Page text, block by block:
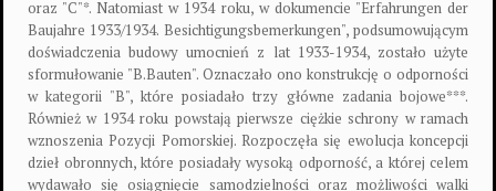
oraz "C"*. Natomiast w 1934 roku, w dokumencie "Erfahrungen der
Baujahre 1933/1934. Besichtigungsbemerkungen", podsumowującym
doświadczenia budowy umocnień z lat 1933-1934, zostało użyte
sformułowanie "B.Bauten". Oznaczało ono konstrukcję o odporności
w kategorii "B", które posiadało trzy główne zadania bojowe***.
Również w 1934 roku powstają pierwsze ciężkie schrony w ramach
wznoszenia Pozycji Pomorskiej. Rozpoczęła się ewolucja koncepcji
dzieł obronnych, które posiadały wysoką odporność, a której celem
wydawało się osiągnięcie samodzielności oraz możliwości walki